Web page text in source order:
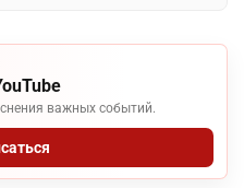
важных событий.